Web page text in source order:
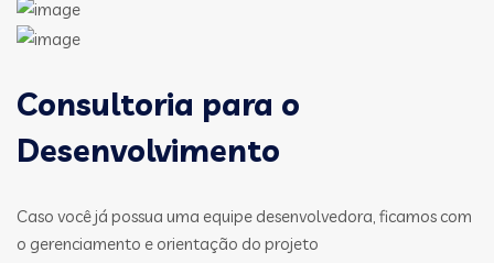
Consultoria para o
Desenvolvimento
Caso você já possua uma equipe desenvolvedora, ficamos com
o gerenciamento e orientação do projeto